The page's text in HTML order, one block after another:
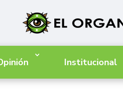
Institucional